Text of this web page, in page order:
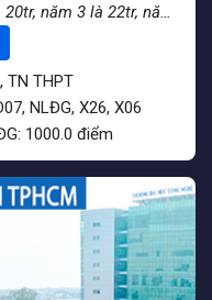
năm 3 là 22tr, năm
, TN THPT
NLĐG, X26, X06
1000.0 điểm